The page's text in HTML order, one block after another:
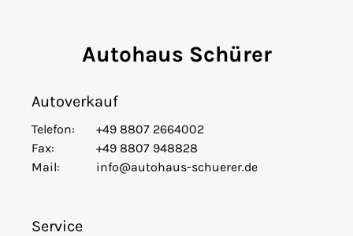
Autohaus Schürer
Autoverkauf
Telefon:
+49 8807 2664002
Fax:
+49 8807 948828
Mail:
info@autohaus-schuerer.de
Service